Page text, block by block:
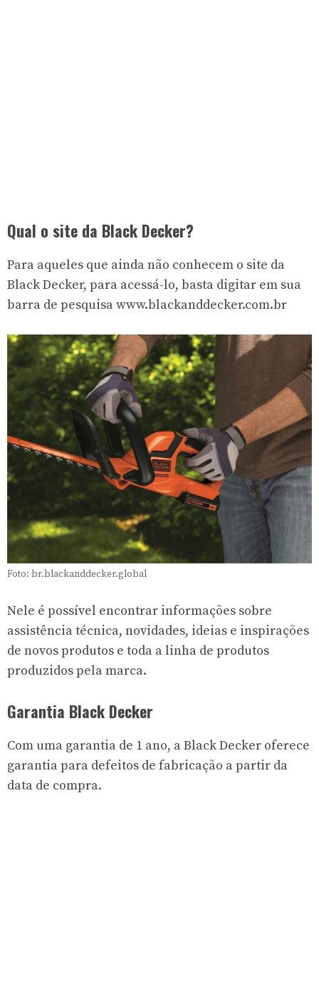
Qual o site da Black Decker?
Para aqueles que ainda não conhecem o site da
Black Decker, para acessá-lo, basta digitar em sua
barra de pesquisa www.blackanddecker.com.br
Foto: br.blackanddecker.global
Nele é possível encontrar informações sobre
assistência técnica, novidades, ideias e inspirações
de novos produtos e toda a linha de produtos
produzidos pela marca.
Garantia Black Decker
Com uma garantia de 1 ano, a Black Decker oferece
garantia para defeitos de fabricação a partir da
data de compra.